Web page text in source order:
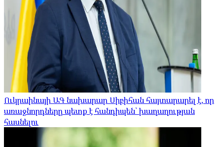
Ուկրաինայի ԱԳ նախարար Սիբիհան հայտարարել է, որ
առաջնորդները պետք է հանդիպեն՝ խաղաղության
հասնելու